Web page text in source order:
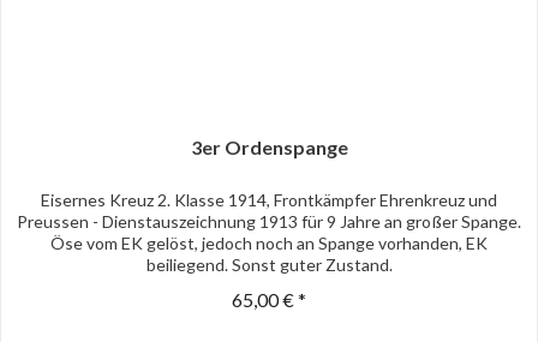
3er Ordenspange
Eisernes Kreuz 2. Klasse 1914, Frontkämpfer Ehrenkreuz und
Preussen - Dienstauszeichnung 1913 für 9 Jahre an großer Spange.
Öse vom EK gelöst, jedoch noch an Spange vorhanden, EK
beiliegend. Sonst guter Zustand.
65,00 € *